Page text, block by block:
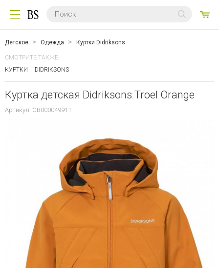
Детское Одежда Куртки Didriksons
СМОТРИТЕ ТАКЖЕ:
КУРТКИ
DIDRIKSONS
Куртка детская Didriksons Troel Orange
Артикул: CB000049911